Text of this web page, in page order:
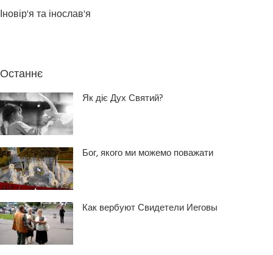
Іновір'я та інослав'я
Останнє
Як діє Дух Святий?
Бог, якого ми можемо поважати
Как вербуют Свидетели Иеговы